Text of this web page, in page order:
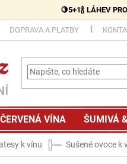
🍋5+1🍾 LÁHEV
DOPRAVA A PLATBY
ČERVENÁ VÍNA ŠUMIVÁ
k vínu Sušené ovoce k